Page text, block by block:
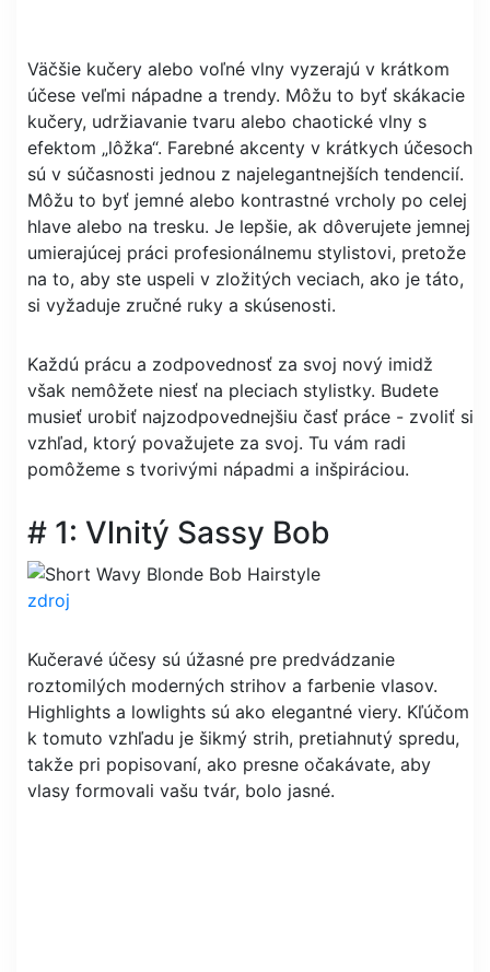
Väčšie kučery alebo voľné vlny vyzerajú v krátkom
účese veľmi nápadne a trendy. Môžu to byť skákacie
kučery, udržiavanie tvaru alebo chaotické vlny s
efektom „lôžka“. Farebné akcenty v krátkych účesoch
sú v súčasnosti jednou z najelegantnejších tendencií.
Môžu to byť jemné alebo kontrastné vrcholy po celej
hlave alebo na tresku. Je lepšie, ak dôverujete jemnej
umierajúcej práci profesionálnemu stylistovi, pretože
na to, aby ste uspeli v zložitých veciach, ako je táto,
si vyžaduje zručné ruky a skúsenosti.
Každú prácu a zodpovednosť za svoj nový imidž
však nemôžete niesť na pleciach stylistky. Budete
musieť urobiť najzodpovednejšiu časť práce - zvoliť si
vzhľad, ktorý považujete za svoj. Tu vám radi
pomôžeme s tvorivými nápadmi a inšpiráciou.
# 1: Vlnitý Sassy Bob
zdroj
Kučeravé účesy sú úžasné pre predvádzanie
roztomilých moderných strihov a farbenie vlasov.
Highlights a lowlights sú ako elegantné viery. Kľúčom
k tomuto vzhľadu je šikmý strih, pretiahnutý spredu,
takže pri popisovaní, ako presne očakávate, aby
vlasy formovali vašu tvár, bolo jasné.